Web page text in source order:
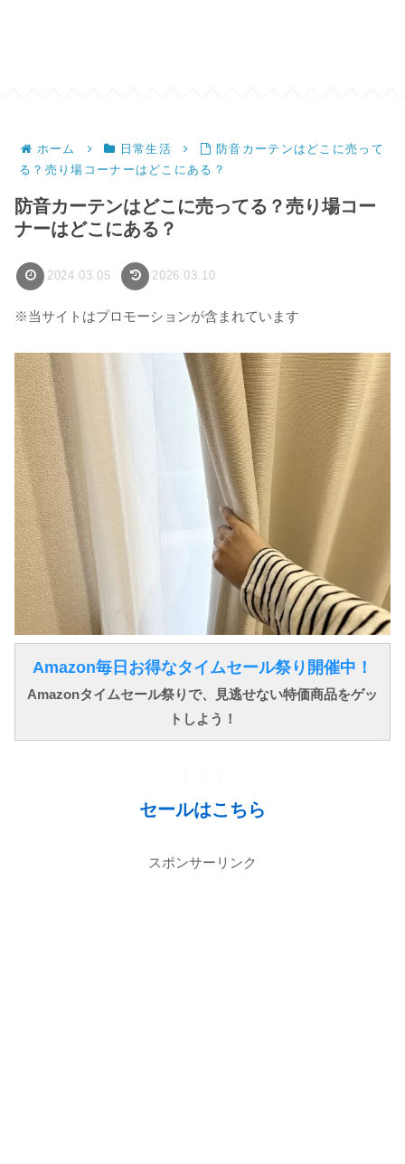
ホーム 日常生活
防音カーテンはどこに売って
る？売り場コーナーはどこにある？
防音カーテンはどこに売ってる？売り場コー
ナーはどこにある？
2024.03.05 2026.03.10
※当サイトはプロモーションが含まれています
Amazon毎日お得なタイムセール祭り開催中！
Amazonタイムセール祭りで、見逃せない特価商品をゲッ
トしよう！
セールはこちら
スポンサーリンク